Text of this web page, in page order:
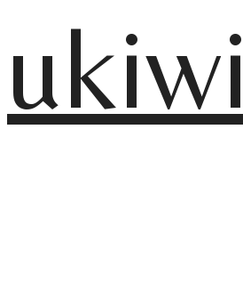
ukiwi